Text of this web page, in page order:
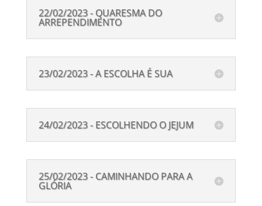
22/02/2023 - QUARESMA DO
ARREPENDIMENTO
23/02/2023 - A ESCOLHA É SUA
24/02/2023 - ESCOLHENDO O JEJUM
25/02/2023 - CAMINHANDO PARA A
GLÓRIA